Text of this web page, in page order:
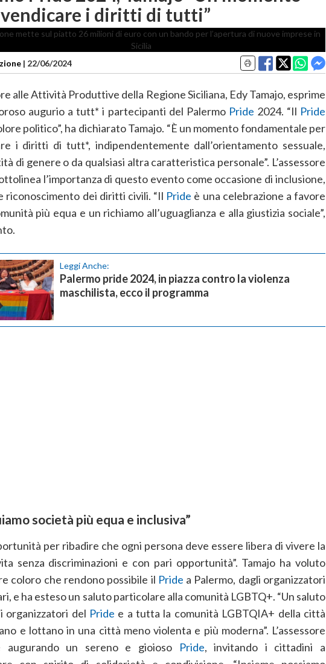
i diritti di tutti”
| 22/06/2024
alle Attività Produttive della Regione Siciliana, Edy Tamajo, esprime
augurio a tutt* i partecipanti del Palermo Pride 2024. “Il Pride
politico”, ha dichiarato Tamajo. “È un momento fondamentale per
i diritti di tutt*, indipendentemente dall’orientamento sessuale,
di genere o da qualsiasi altra caratteristica personale”. L’assessore
l’importanza di questo evento come occasione di inclusione,
riconoscimento dei diritti civili. “Il Pride è una celebrazione a favore
più equa e un richiamo all’uguaglianza e alla giustizia sociale”,
Leggi Anche:
Palermo pride 2024, in piazza contro la violenza
maschilista, ecco il programma
società più equa e inclusiva”
per ribadire che ogni persona deve essere libera di vivere la
senza discriminazioni e con pari opportunità”. Tamajo ha voluto
coloro che rendono possibile il Pride a Palermo, dagli organizzatori
e ha esteso un saluto particolare alla comunità LGBTQ+. “Un saluto
organizzatori del Pride e a tutta la comunità LGBTQIA+ della città
e lottano in una città meno violenta e più moderna”. L’assessore
augurando un sereno e gioioso
Pride, invitando i cittadini a